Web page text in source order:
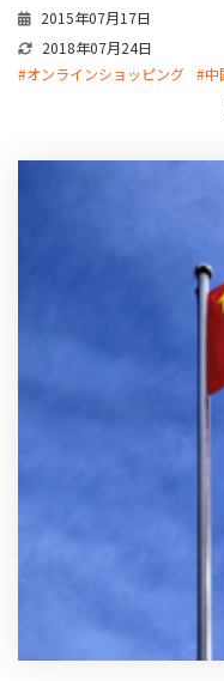
機能一覧
外部サービス連携
ショッピングモール型 EC
マルチテナント、マルチブランドな
2015年07月17日
2018年07月24日
#オンラインショッピング #中